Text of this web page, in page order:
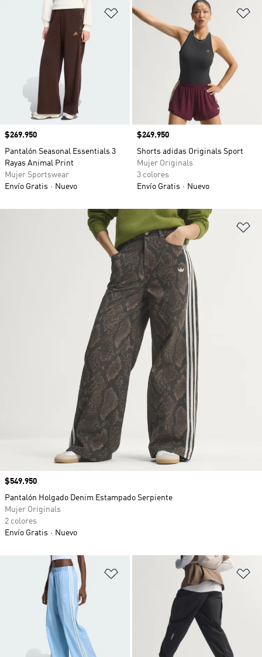
Añadir a la lista de deseos
Precio
$269.950
Pantalón Seasonal Essentials 3
Rayas Animal Print
Mujer Sportswear
Envío Gratis
Nuevo
Precio
$249.950
Shorts adidas Originals Sport
Mujer Originals
3 colores
Envío Gratis
Nuevo
Añadir a la lista de deseos
Precio
$549.950
Pantalón Holgado Denim Estampado Serpiente
Mujer Originals
2 colores
Envío Gratis
Nuevo